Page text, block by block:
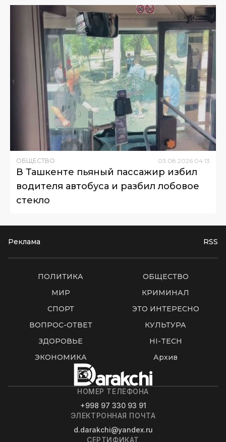
ОБЩЕСТВО 03.08.2026 04:13
В Ташкенте пьяный пассажир избил
водителя автобуса и разбил лобовое
стекло
Реклама RSS
ПОЛИТИКА
ОБЩЕСТВО
МИР
КРИМИНАЛ
СПОРТ
ЭТО ИНТЕРЕСНО
ВОПРОС-ОТВЕТ
КУЛЬТУРА
ЗДОРОВЬЕ
HI-TECH
ЭКОНОМИКА
Архив
НОМЕР ТЕЛЕФОНА
+998 97 330 93 91
ЭЛЕКТРОННАЯ ПОЧТА
d.darakchi@yandex.ru
СЕРТИФИКАТ